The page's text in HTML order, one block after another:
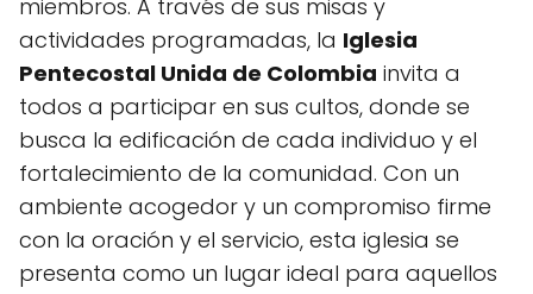
miembros. A través de sus misas y
actividades programadas, la Iglesia
Pentecostal Unida de Colombia invita a
todos a participar en sus cultos, donde se
busca la edificación de cada individuo y el
fortalecimiento de la comunidad. Con un
ambiente acogedor y un compromiso firme
con la oración y el servicio, esta iglesia se
presenta como un lugar ideal para aquellos